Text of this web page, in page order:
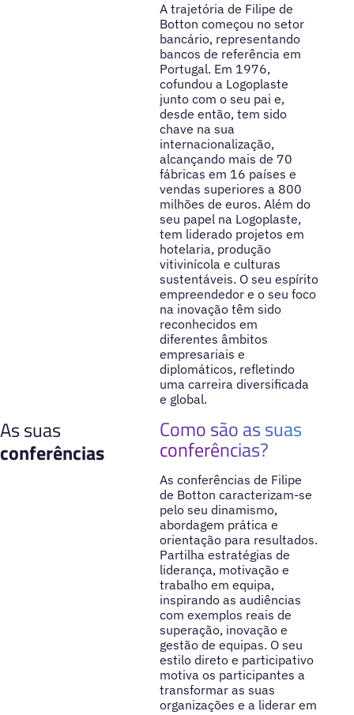
A trajetória de Filipe de
Botton começou no setor
bancário, representando
bancos de referência em
Portugal. Em 1976,
cofundou a Logoplaste
junto com o seu pai e,
desde então, tem sido
chave na sua
internacionalização,
alcançando mais de 70
fábricas em 16 países e
vendas superiores a 800
milhões de euros. Além do
seu papel na Logoplaste,
tem liderado projetos em
hotelaria, produção
vitivinícola e culturas
sustentáveis. O seu espírito
empreendedor e o seu foco
na inovação têm sido
reconhecidos em
diferentes âmbitos
empresariais e
diplomáticos, refletindo
uma carreira diversificada
e global.
As suas
conferências
Como são as suas
conferências?
As conferências de Filipe
de Botton caracterizam-se
pelo seu dinamismo,
abordagem prática e
orientação para resultados.
Partilha estratégias de
liderança, motivação e
trabalho em equipa,
inspirando as audiências
com exemplos reais de
superação, inovação e
gestão de equipas. O seu
estilo direto e participativo
motiva os participantes a
transformar as suas
organizações e a liderar em